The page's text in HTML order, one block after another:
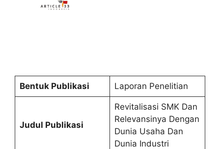
Bentuk Publikasi Laporan Penelitian
Judul Publikasi
Revitalisasi SMK Dan
Relevansinya Dengan
Dunia Usaha Dan
Dunia Industri